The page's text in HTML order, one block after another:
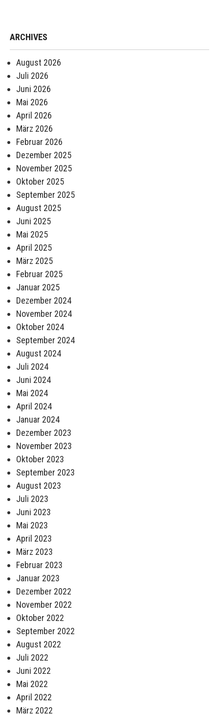
ARCHIVES
August 2026
Juli 2026
Juni 2026
Mai 2026
April 2026
März 2026
Februar 2026
Dezember 2025
November 2025
Oktober 2025
September 2025
August 2025
Juni 2025
Mai 2025
April 2025
März 2025
Februar 2025
Januar 2025
Dezember 2024
November 2024
Oktober 2024
September 2024
August 2024
Juli 2024
Juni 2024
Mai 2024
April 2024
Januar 2024
Dezember 2023
November 2023
Oktober 2023
September 2023
August 2023
Juli 2023
Juni 2023
Mai 2023
April 2023
März 2023
Februar 2023
Januar 2023
Dezember 2022
November 2022
Oktober 2022
September 2022
August 2022
Juli 2022
Juni 2022
Mai 2022
April 2022
März 2022